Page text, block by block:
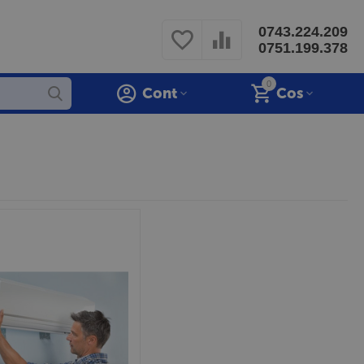
0743.224.209
0751.199.378
0
Cos
Cont